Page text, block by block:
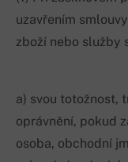
uzavřením
zboží nebo služby
a) svou totožnost,
oprávnění, pokud
osoba, obchodní